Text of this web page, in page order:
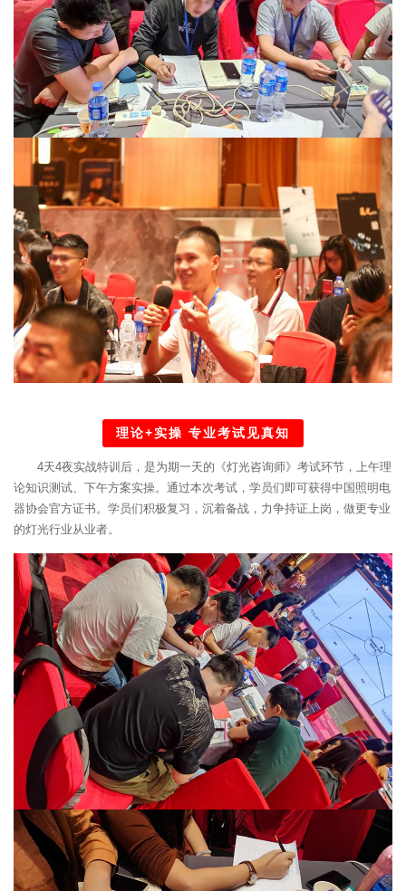
理论+实操 专业考试见真知
4天4夜实战特训后，是为期一天的《灯光咨询师》考试环节，上午理
论知识测试、下午方案实操。通过本次考试，学员们即可获得中国照明电
器协会官方证书。学员们积极复习，沉着备战，力争持证上岗，做更专业
的灯光行业从业者。